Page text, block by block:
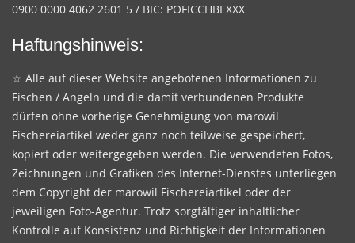
0900 0000 4062 2601 5 / BIC: POFICCHBEXXX
Haftungshinweis:
☆ Alle auf dieser Website angebotenen Informationen zu
Fischen / Angeln und die damit verbundenen Produkte
dürfen ohne vorherige Genehmigung von marowil
Fischereiartikel weder ganz noch teilweise gespeichert,
kopiert oder weitergegeben werden. Die verwendeten Fotos,
Zeichnungen und Grafiken des Internet-Dienstes unterliegen
dem Copyright der marowil Fischereiartikel oder der
jeweiligen Foto-Agentur. Trotz sorgfältiger inhaltlicher
Kontrolle auf Konsistenz und Richtigkeit der Informationen